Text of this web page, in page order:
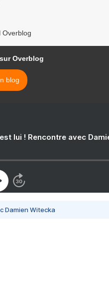
Overblog
Overblog
blog
lui ! Rencontre avec
Damien Witecka